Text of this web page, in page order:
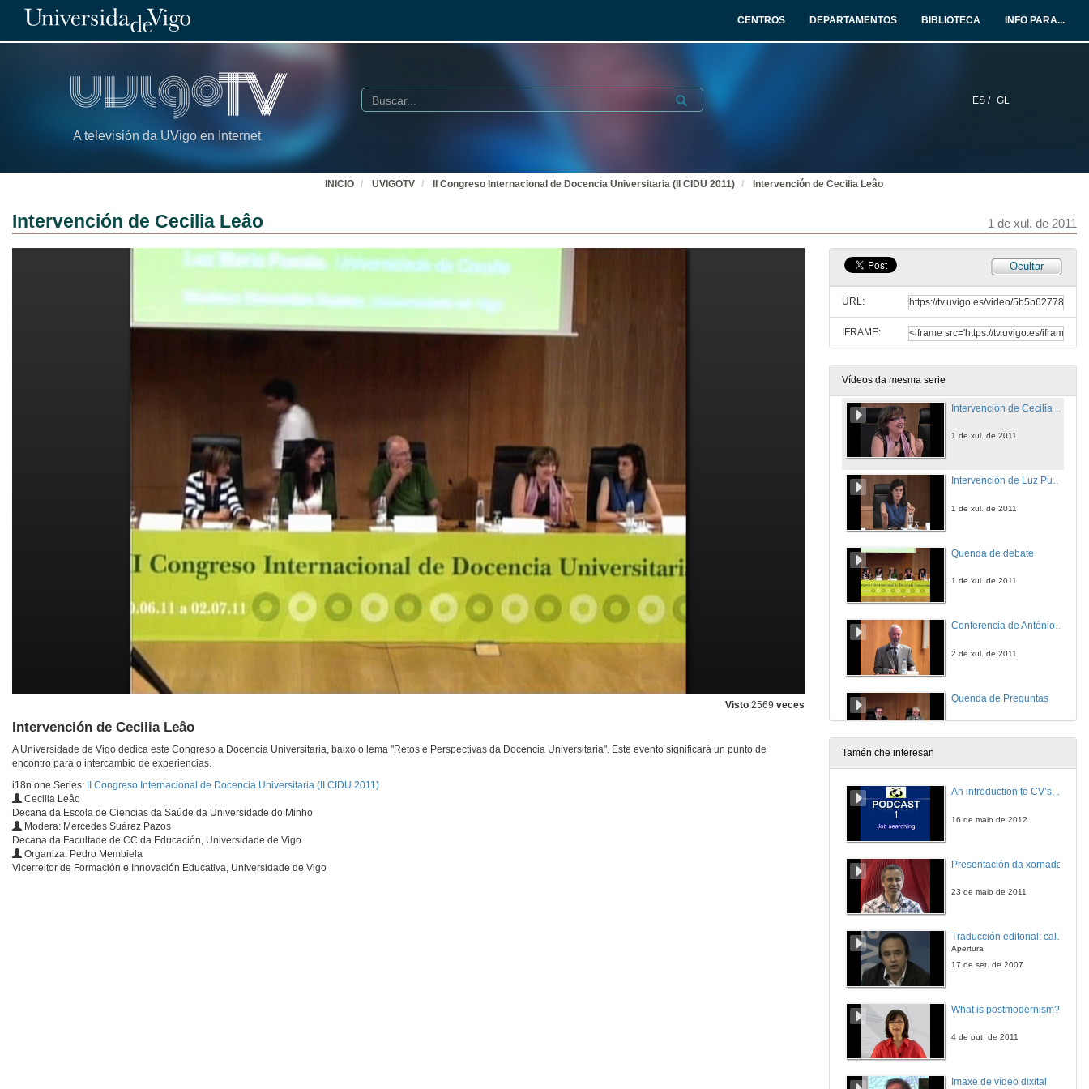
CENTROS DEPARTAMENTOS BIBLIOTECA INFO PARA...
A televisión da UVigo en Internet
ES / GL
Buscar Submit
INICIO UVIGOTV II Congreso Internacional de Docencia Universitaria (II CIDU 2011) Intervención de Cecilia Leâo
Intervención de Cecilia Leâo 1 de xul. de 2011
Visto 2569 veces
Intervención de Cecilia Leâo
A Universidade de Vigo dedica este Congreso a Docencia Universitaria, baixo o lema "Retos e Perspectivas da Docencia Universitaria". Este evento significará un punto de
encontro para o intercambio de experiencias.
i18n.one.Series:
II Congreso Internacional de Docencia Universitaria (II CIDU 2011)
Cecilia Leâo
Decana da Escola de Ciencias da Saúde da Universidade do Minho
Modera: Mercedes Suárez Pazos
Decana da Facultade de CC da Educación, Universidade de Vigo
Organiza: Pedro Membiela
Vicerreitor de Formación e Innovación Educativa, Universidade de Vigo
Ocultar
URL:
IFRAME:
Vídeos da mesma serie
Joan Rué
30 de xuño de 2011
Intervención de Mª Victoria Otero Espinar
Intervención de Luis Muñoz
1 de xul. de 2011
1 de xul. de 2011
Intervención de Luz Puente
1 de xul. de 2011
Quenda de debate
1 de xul. de 2011
Conferencia de António Nóvoa
2 de xul. de 2011
Quenda de Preguntas
Actuación musical: Cuarteto Aurum
2 de xul. de 2011
Tamén che interesan
An introduction to CV’s, letters, and job searching
16 de maio de 2012
Presentación da xornada
23 de maio de 2011
Traducción editorial: calidade e xestión de proxectos
Apertura
17 de set. de 2007
What is postmodernism?
4 de out. de 2011
Imaxe de vídeo dixital